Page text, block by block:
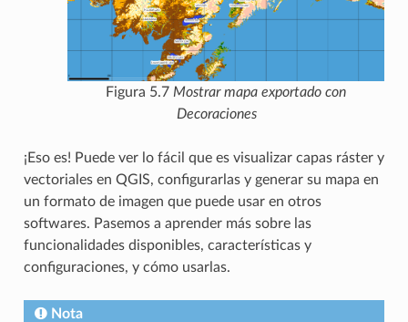
Figura 5.7 Mostrar mapa exportado con
Decoraciones
¡Eso es! Puede ver lo fácil que es visualizar capas ráster y
vectoriales en QGIS, configurarlas y generar su mapa en
un formato de imagen que puede usar en otros
softwares. Pasemos a aprender más sobre las
funcionalidades disponibles, características y
configuraciones, y cómo usarlas.
Nota